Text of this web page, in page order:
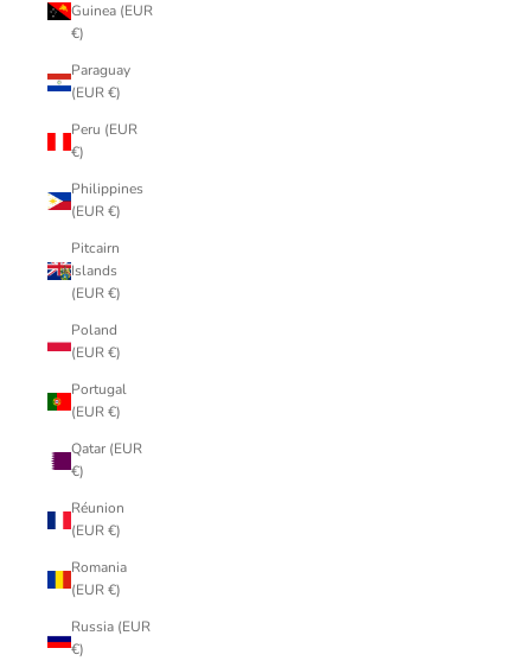
Guinea (EUR
€)
Paraguay
(EUR €)
Peru (EUR
€)
Philippines
(EUR €)
Pitcairn
Islands
(EUR €)
Poland
(EUR €)
Portugal
(EUR €)
Qatar (EUR
€)
Réunion
(EUR €)
Romania
(EUR €)
Russia (EUR
€)